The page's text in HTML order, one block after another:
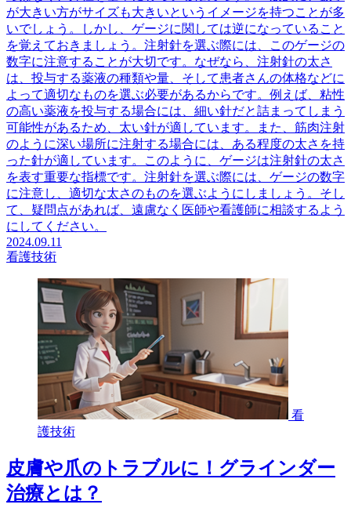
が大きい方がサイズも大きいというイメージを持つことが多
いでしょう。しかし、ゲージに関しては逆になっていること
を覚えておきましょう。注射針を選ぶ際には、このゲージの
数字に注意することが大切です。なぜなら、注射針の太さ
は、投与する薬液の種類や量、そして患者さんの体格などに
よって適切なものを選ぶ必要があるからです。例えば、粘性
の高い薬液を投与する場合には、細い針だと詰まってしまう
可能性があるため、太い針が適しています。また、筋肉注射
のように深い場所に注射する場合には、ある程度の太さを持
った針が適しています。このように、ゲージは注射針の太さ
を表す重要な指標です。注射針を選ぶ際には、ゲージの数字
に注意し、適切な太さのものを選ぶようにしましょう。そし
て、疑問点があれば、遠慮なく医師や看護師に相談するよう
にしてください。
2024.09.11
看護技術
看
護技術
皮膚や爪のトラブルに！グラインダー
治療とは？